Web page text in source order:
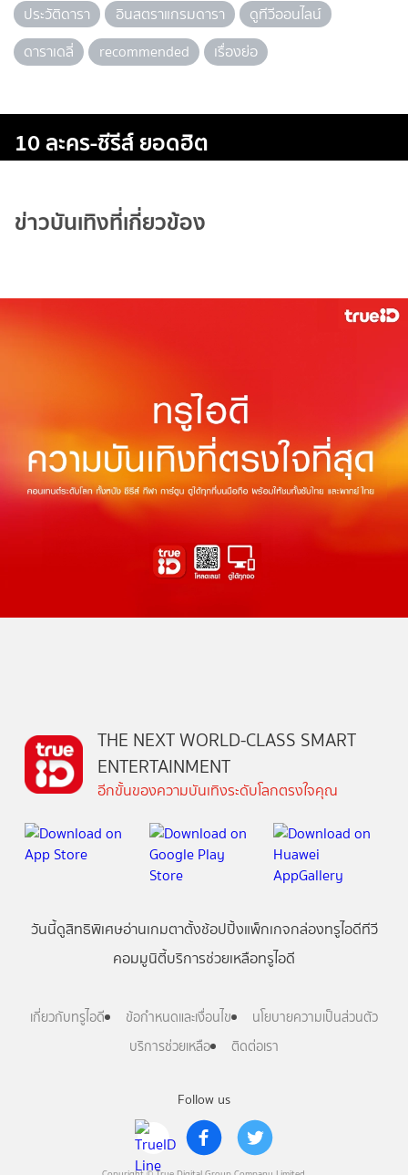
ประวัติดารา
อินสตราแกรมดารา
ดูทีวีออนไลน์
ดาราเดลี่
recommended เรื่องย่อ
10 ละคร-ซีรีส์ ยอดฮิต
ข่าวบันเทิงที่เกี่ยวข้อง
Follow us
THE NEXT WORLD-CLASS SMART
ENTERTAINMENT
อีกขั้นของความบันเทิงระดับโลกตรงใจคุณ
วันนี้ดูสิทธิพิเศษอ่านเกมตาตั้งช้อปปิ้งแพ็กเกจกล่องทรูไอดีทีวี
คอมมูนิตี้บริการช่วยเหลือทรูไอดี
เกี่ยวกับทรูไอดี ข้อกำหนดและเงื่อนไข
นโยบายความเป็นส่วนตัว
บริการช่วยเหลือ
ติดต่อเรา